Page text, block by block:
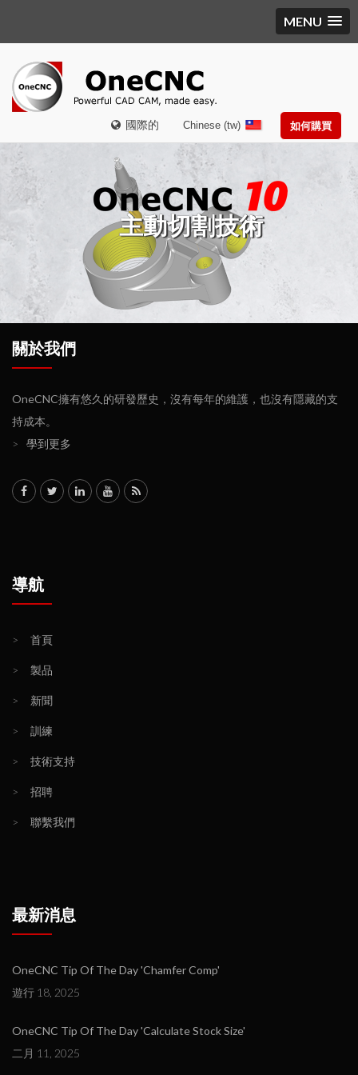
MENU
國際的 如何購買
Chinese (tw)
主動切割技術
關於我們
OneCNC擁有悠久的研發歷史，沒有每年的維護，也沒有隱藏的支
持成本。
>
學到更多
導航
> 首頁
> 製品
> 新聞
> 訓練
> 技術支持
> 招聘
> 聯繫我們
最新消息
OneCNC Tip Of The Day 'Chamfer Comp'
遊行 18, 2025
OneCNC Tip Of The Day 'Calculate Stock Size'
二月 11, 2025